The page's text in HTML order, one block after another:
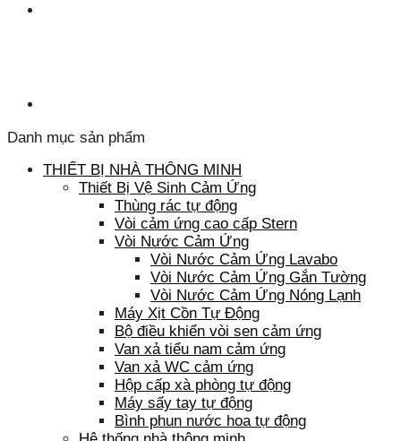
Danh mục sản phẩm
THIẾT BỊ NHÀ THÔNG MINH
Thiết Bị Vệ Sinh Cảm Ứng
Thùng rác tự động
Vòi cảm ứng cao cấp Stern
Vòi Nước Cảm Ứng
Vòi Nước Cảm Ứng Lavabo
Vòi Nước Cảm Ứng Gắn Tường
Vòi Nước Cảm Ứng Nóng Lạnh
Máy Xịt Cồn Tự Động
Bộ điều khiển vòi sen cảm ứng
Van xả tiểu nam cảm ứng
Van xả WC cảm ứng
Hộp cấp xà phòng tự động
Máy sấy tay tự động
Bình phun nước hoa tự động